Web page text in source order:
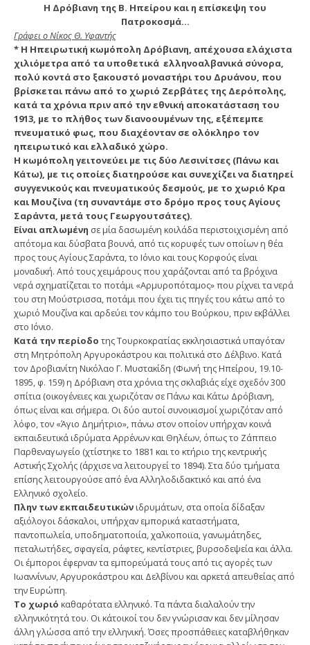
Η Δρόβιανη της Β. Ηπείρου και η επίσκεψη του
Πατροκοσμά…
Γράφει ο Νίκος Θ. Υφαντής
* Η Ηπειρωτική κωμόπολη Δρόβιανη, απέχουσα ελάχιστα
χιλιόμετρα από τα υποθετικά ελληνοαλβανικά σύνορα,
πολύ κοντά στο ξακουστό μοναστήρι του Δρυάνου, που
βρίσκεται πάνω από το χωριό Ζερβάτες της Δερόπολης,
κατά τα χρόνια πριν από την εθνική αποκατάσταση του
1913, με το πλήθος των διανοουμένων της, εξέπεμπε
πνευματικό φως, που διαχέονταν σε ολόκληρο τον
ηπειρωτικό και ελλαδικό χώρο.
Η κωμόπολη γειτονεύει με τις δύο Λεσινίτσες (Πάνω και
Κάτω), με τις οποίες διατηρούσε και συνεχίζει να διατηρεί
συγγενικούς και πνευματικούς δεσμούς, με το χωριό Κρα
και Μουζίνα (τη συναντάμε στο δρόμο προς τους Αγίους
Σαράντα, μετά τους Γεωργουτσάτες).
Είναι απλωμένη σε μία δασωμένη κοιλάδα περιστοιχισμένη από
απότομα και δύσβατα βουνά, από τις κορυφές των οποίων η θέα
προς τους Αγίους Σαράντα, το Ιόνιο και τους Κορφούς είναι
μοναδική. Από τους χειμάρους που χαράζονται από τα βρόχινα
νερά σχηματίζεται το ποτάμι «Αρμυροπόταμος» που ρίχνει τα νερά
του στη Μούστρισσα, ποτάμι που έχει τις πηγές του κάτω από το
χωριό Μουζίνα και αρδεύει τον κάμπο του Βούρκου, πριν εκβάλλει
στο Ιόνιο.
Κατά την περίοδο της Τουρκοκρατίας εκκλησιαστικά υπαγόταν
στη Μητρόπολη Αργυροκάστρου και πολιτικά στο Δέλβινο. Κατά
τον Δροβιανίτη Νικόλαο Γ. Μυστακίδη (Φωνή της Ηπείρου, 19.10-
1895, φ. 159) η Δρόβιανη στα χρόνια της σκλαβιάς είχε σχεδόν 300
σπίτια (οικογένειες και χωριζόταν σε Πάνω και Κάτω Δρόβιανη,
όπως είναι και σήμερα. Οι δύο αυτοί συνοικισμοί χωριζόταν από
λόφο, τον «Άγιο Δημήτριο», πάνω στον οποίον υπήρχαν κοινά
εκπαιδευτικά ιδρύματα Αρρένων και Θηλέων, όπως το Ζάππειο
Παρθεναγωγείο (χτίστηκε το 1881 και το κτήριο της κεντρικής
Αστικής Σχολής (άρχισε να λειτουργεί το 1894). Στα δύο τμήματα
επίσης λειτουργούσε από ένα Αλληλοδιδακτικό και από ένα
Ελληνικό σχολείο.
Πλην των εκπαιδευτικώνιδρυμάτων, στα οποία δίδαξαν
αξιόλογοι δάσκαλοι, υπήρχαν εμπορικά καταστήματα,
παντοπωλεία, υποδηματοποιία, χαλκοποιϊα, γανωμάτηδες,
πεταλωτήδες, σφαγεία, ράφτες, κεντίστριες, βυρσοδεψεία και άλλα.
Οι έμποροι έφερναν τα εμπορεύματά τους από τις αγορές των
Ιωαννίνων, Αργυροκάστρου και Δελβίνου και αρκετά απευθείας από
την Ευρώπη.
Το χωριό καθαρότατα ελληνικό. Τα πάντα διαλαλούν την
ελληνικότητά του. Οι κάτοικοί του δεν γνώρισαν και δεν μίλησαν
άλλη γλώσσα από την ελληνική. Όσες προσπάθειες καταβλήθηκαν